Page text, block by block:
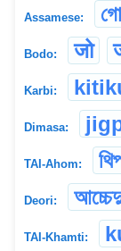
Assamese:
Bodo: जो
Karbi:
Dimasa:
TAI-Ahom:
Deori:
TAI-Khamti: